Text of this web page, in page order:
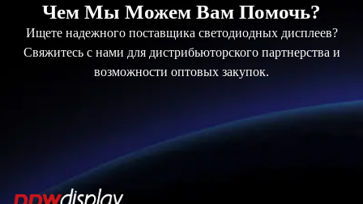
Чем Мы Можем Вам Помочь?
Ищете надежного поставщика светодиодных дисплеев?
Свяжитесь с нами для дистрибьюторского партнерства и
возможности оптовых закупок.